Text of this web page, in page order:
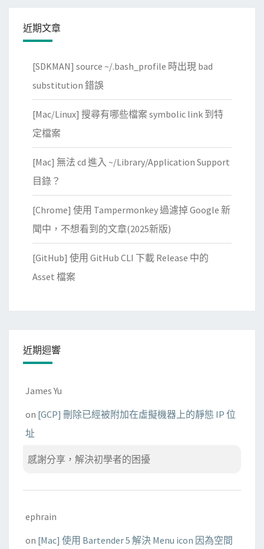
入
r
P
r
s
s
近期文章
[SDKMAN] source ~/.bash_profile 時出現 bad
substitution 錯誤
[Mac/Linux] 搜尋有哪些檔案 symbolic link 到特
定檔案
[Mac] 無法 cd 進入 ~/Library/Application Support
目錄？
[Chrome] 使用 Tampermonkey 過濾掉 Google 新
聞中，不想看到的文章(2025新版)
[GitHub] 使用 GitHub CLI 下載 Release 中的
Asset 檔案
近期迴響
James Yu
on [GCP] 刪除已經被附加在虛擬機器上的靜態 IP 位
址
感謝分享，解決初學者的困擾
ephrain
on [Mac] 使用 Bartender 5 解決 Menu icon 因為空間